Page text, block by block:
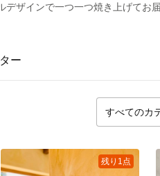
デザインで一つ一つ焼き上げてお
ー
残り1点